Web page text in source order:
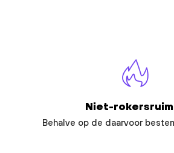
Niet-
Behalve op de daarvoor